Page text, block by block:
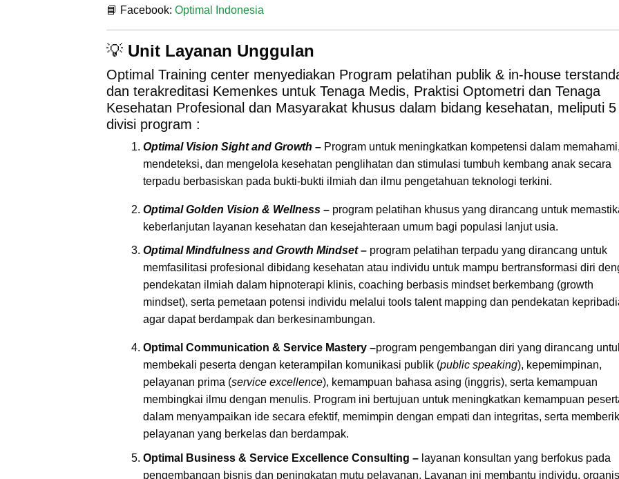
📘 Facebook: Optimal Indonesia
💡 Unit Layanan Unggulan
Optimal Training center menyediakan Program pelatihan publik & in-house
dan terakreditasi Kemenkes untuk Tenaga Medis, Praktisi Optometri dan Tenaga
Kesehatan Profesional dan Masyarakat khusus dalam bidang kesehatan, meliputi 5
divisi program :
Optimal Vision Sight and Growth – Program untuk meningkatkan kompetensi dalam memahami,
mendeteksi, dan mengelola kesehatan penglihatan dan stimulasi tumbuh kembang anak secara
terpadu berbasiskan pada bukti-bukti ilmiah dan ilmu pengetahuan teknologi terkini.
Optimal Golden Vision & Wellness–program pelatihan khusus yang dirancang untuk
keberlanjutan layanan kesehatan dan kesejahteraan umum bagi populasi lanjut usia.
Optimal Mindfulness and Growth Mindset – program pelatihan terpadu yang dirancang untuk
memfasilitasi profesional dibidang kesehatan atau individu untuk mampu bertransformasi diri
pendekatan ilmiah dalam hipnoterapi klinis, coaching berbasis mindset berkembang (growth
mindset), serta pemetaan potensi individu melalui tools talent mapping dan pendekatan
agar dapat berdampak dan berkesinambungan.
Optimal Communication & Service Mastery –program pengembangan diri yang dirancang
membekali peserta dengan keterampilan komunikasi publik (public speaking), kepemimpinan,
pelayanan prima (service excellence), kemampuan bahasa asing (inggris), serta kemampuan
membingkai ilmu dengan menulis. Program ini bertujuan untuk meningkatkan kemampuan
dalam menyampaikan ide secara efektif, memimpin dengan empati dan integritas, serta
pelayanan yang berkelas dan berdampak.
Optimal Business & Service Excellence Consulting – layanan konsultan yang berfokus pada
pengembangan bisnis dan peningkatan mutu pelayanan. Layanan ini membantu individu,